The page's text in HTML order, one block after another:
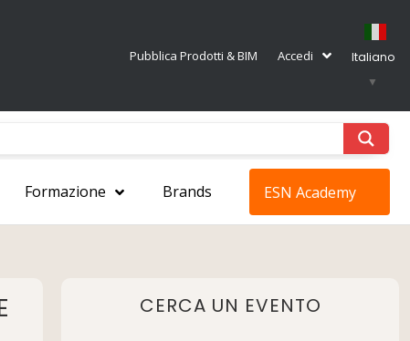
Pubblica Prodotti & BIM Accedi
Italiano
▼
Formazione Brands ESN Academy
CERCA UN EVENTO